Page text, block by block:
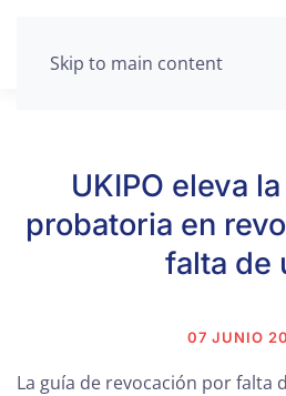
Skip to main content
UKIPO eleva
probatoria en
falta de
07 JUNIO
La guía de revocación por falta